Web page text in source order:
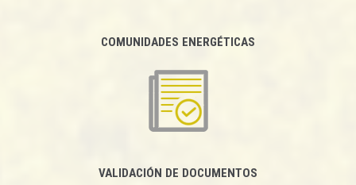
COMUNIDADES ENERGÉTICAS
VALIDACIÓN DE DOCUMENTOS